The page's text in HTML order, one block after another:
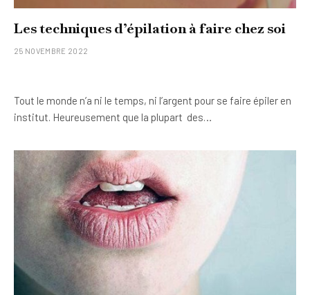
Les techniques d’épilation à faire chez soi
25 NOVEMBRE 2022
Tout le monde n’a ni le temps, ni l’argent pour se faire épiler en
institut. Heureusement que la plupart des…